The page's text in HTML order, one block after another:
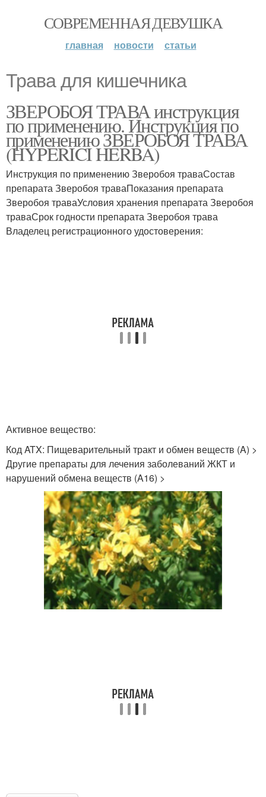
СОВРЕМЕННАЯ ДЕВУШКА
главная новости статьи
Трава для кишечника
ЗВЕРОБОЯ ТРАВА инструкция
по применению. Инструкция по
применению ЗВЕРОБОЯ ТРАВА
(HYPERICI HERBA)
Инструкция по применению Зверобоя траваСостав
препарата Зверобоя траваПоказания препарата
Зверобоя траваУсловия хранения препарата Зверобоя
траваСрок годности препарата Зверобоя трава
Владелец регистрационного удостоверения:
Активное вещество:
Код ATX: Пищеварительный тракт и обмен веществ (A) >
Другие препараты для лечения заболеваний ЖКТ и
нарушений обмена веществ (A16) >